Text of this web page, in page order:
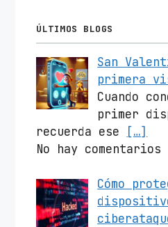
ÚLTIMOS BLOGS
San
primera
Cuando
primer
recuerda ese
[…]
No hay comentarios
Cómo